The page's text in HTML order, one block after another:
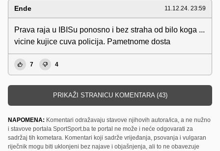
Ende 11.12.24. 23:59
Prava raja u IBISu ponosno i bez straha od bilo koga ...
vicine kujice cuva policija. Pametnome dosta
7 4
PRIKAŽI STRANICU KOMENTARA (43)
NAPOMENA: Komentari odražavaju stavove njihovih autora/ica, a ne nužno
i stavove portala SportSport.ba te portal ne može i neće odgovarati za
sadržaj tih kometara. Komentari koji sadrže vrijeđanja, psovanja i vulgaran
riječnik mogu biti uklonjeni bez najave i objašnjenja, ali to ne obavezuje